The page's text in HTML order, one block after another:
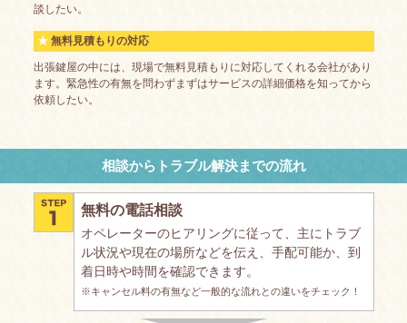
談したい。
無料見積もりの対応
出張鍵屋の中には、現場で無料見積もりに対応してくれる会社があり
ます。緊急性の有無を問わずまずはサービスの詳細価格を知ってから
依頼したい。
相談からトラブル解決までの流れ
無料の電話相談
オペレーターのヒアリングに従って、主にトラブ
ル状況や現在の場所などを伝え、手配可能か、到
着日時や時間を確認できます。
※キャンセル料の有無など一般的な流れとの違いをチェック！